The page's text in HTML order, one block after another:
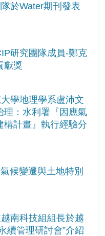
於Water期刊發表
研究團隊成員-鄭克
獻獎
學地理學系盧沛文
理：水利署『因應氣
構計畫』執行經驗分
候變遷與土地特別
南科技組組長於越
續管理研討會”介紹